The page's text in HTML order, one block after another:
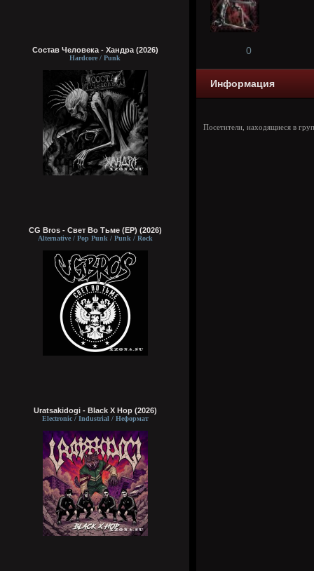
Состав Человека - Хандра (2026)
Hardcore / Punk
CG Bros - Свет Во Тьме (EP) (2026)
Alternative / Pop Punk / Punk / Rock
Uratsakidogi - Black X Hop (2026)
Electronic / Industrial / Неформат
0
Информация
Посетители, находящиеся в